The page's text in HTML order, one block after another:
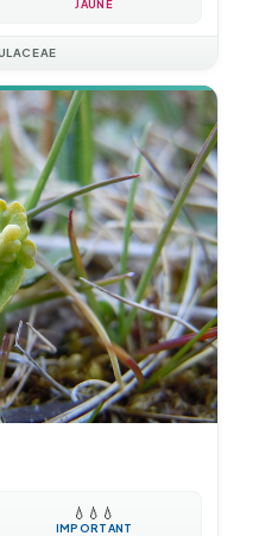
JAUNE
💧 💧 💧
IMPORTANT